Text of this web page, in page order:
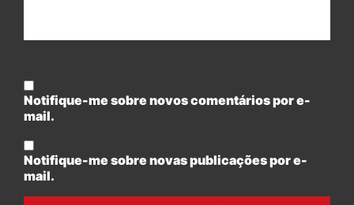
Notifique-me sobre novos comentários por e-
mail.
Notifique-me sobre novas publicações por e-
mail.